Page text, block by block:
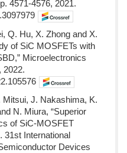
4571-4576, 2021.
Q. Hu, X. Zhong and X.
of SiC MOSFETs with
Microelectronics
2022.
Mitsui, J. Nakashima, K.
N. Miura, “Superior
of SiC-MOSFET
31st International
Devices